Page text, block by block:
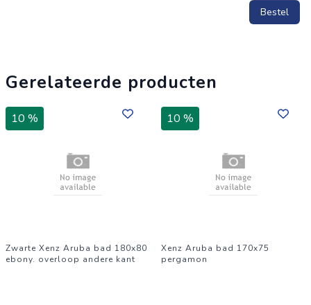
Bestel
Gerelateerde producten
10 %
Zwarte Xenz Aruba bad 180x80
ebony. overloop andere kant
10 %
Xenz Aruba bad 170x75
pergamon